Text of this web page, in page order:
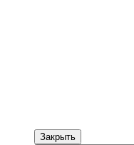
Закрыть